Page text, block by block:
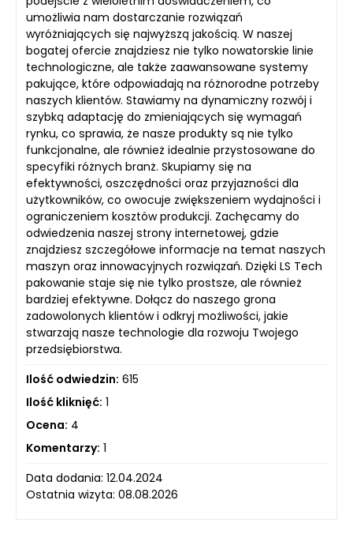
umożliwia nam dostarczanie rozwiązań
wyróżniających się najwyższą jakością. W naszej
bogatej ofercie znajdziesz nie tylko nowatorskie linie
technologiczne, ale także zaawansowane systemy
pakujące, które odpowiadają na różnorodne potrzeby
naszych klientów. Stawiamy na dynamiczny rozwój i
szybką adaptację do zmieniających się wymagań
rynku, co sprawia, że nasze produkty są nie tylko
funkcjonalne, ale również idealnie przystosowane do
specyfiki różnych branż. Skupiamy się na
efektywności, oszczędności oraz przyjazności dla
użytkowników, co owocuje zwiększeniem wydajności i
ograniczeniem kosztów produkcji. Zachęcamy do
odwiedzenia naszej strony internetowej, gdzie
znajdziesz szczegółowe informacje na temat naszych
maszyn oraz innowacyjnych rozwiązań. Dzięki LS Tech
pakowanie staje się nie tylko prostsze, ale również
bardziej efektywne. Dołącz do naszego grona
zadowolonych klientów i odkryj możliwości, jakie
stwarzają nasze technologie dla rozwoju Twojego
przedsiębiorstwa.
Ilość odwiedzin: 615
Ilość kliknięć: 1
Ocena: 4
Komentarzy: 1
Data dodania: 12.04.2024
Ostatnia wizyta: 08.08.2026